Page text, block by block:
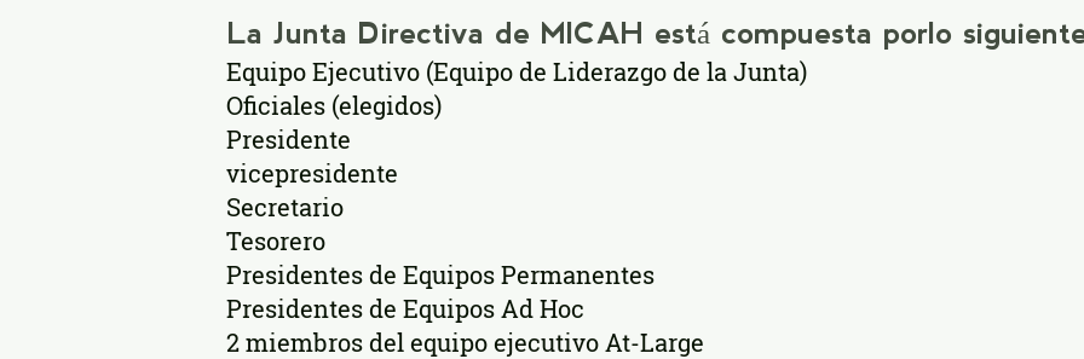
La Junta Directiva de MICAH está compuesta porlo
Equipo Ejecutivo (Equipo de Liderazgo de la Junta)
Oficiales (elegidos)
Presidente
vicepresidente
Secretario
Tesorero
Presidentes de Equipos Permanentes
Presidentes de Equipos Ad Hoc
2 miembros del equipo ejecutivo At-Large